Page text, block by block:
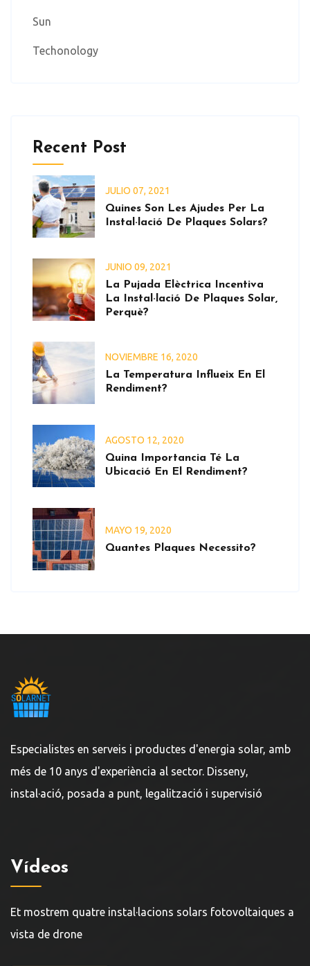
Sun
Techonology
Recent Post
JULIO 07, 2021
Quines Son Les Ajudes Per La
Instal·lació De Plaques Solars?
JUNIO 09, 2021
La Pujada Elèctrica Incentiva
La Instal·lació De Plaques Solar,
Perquè?
NOVIEMBRE 16, 2020
La Temperatura Influeix En El
Rendiment?
AGOSTO 12, 2020
Quina Importancia Té La
Ubicació En El Rendiment?
MAYO 19, 2020
Quantes Plaques Necessito?
Especialistes en serveis i productes d'energia solar, amb
més de 10 anys d'experiència al sector. Disseny,
instal·ació, posada a punt, legalització i supervisió
Vídeos
Et mostrem quatre instal·lacions solars fotovoltaiques a
vista de drone